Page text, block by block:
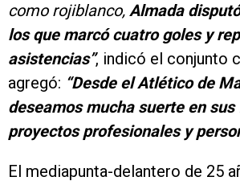
como rojiblanco, Almada
los que marcó cuatro goles y
asistencias”, indicó el conjunto
agregó: “Desde el Atlético de
deseamos mucha suerte en
proyectos profesionales y
El mediapunta-delantero de 25